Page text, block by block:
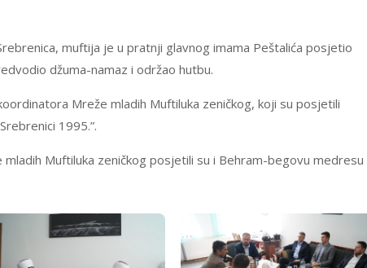
muftija je u pratnji glavnog imama Peštalića posjetio
džuma-namaz i održao hutbu.
Mreže mladih Muftiluka zeničkog, koji su posjetili
1995.”.
Muftiluka zeničkog posjetili su i Behram-begovu medresu